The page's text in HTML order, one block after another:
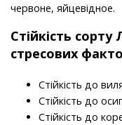
червоне, яйцевідное.
Стійкість сорту
стресових
Стійкість до
Стійкість до
Стійкість до